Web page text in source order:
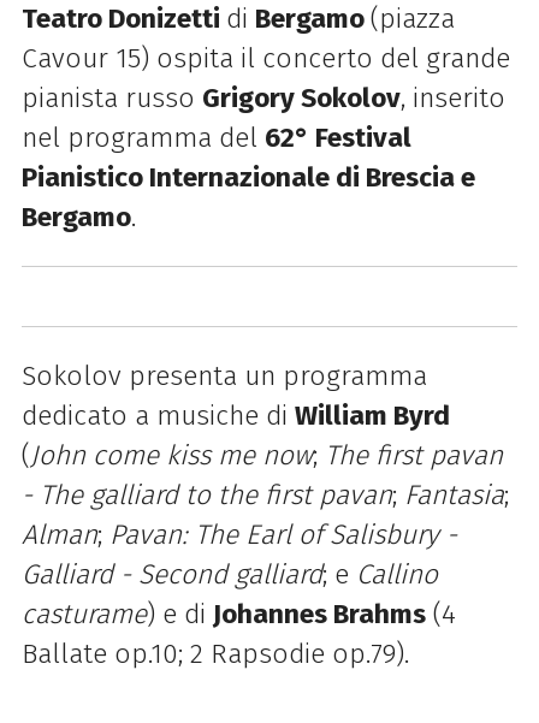
Teatro Donizetti di Bergamo(piazza
Cavour 15) ospita il concerto del grande
pianista russo Grigory Sokolov, inserito
nel programma del 62° Festival
Pianistico Internazionale di Brescia e
Bergamo.
Sokolov presenta un programma
dedicato a musiche di William Byrd
(John come kiss me now; The first pavan
- The galliard to the first pavan; Fantasia;
Alman; Pavan: The Earl of Salisbury -
Galliard - Second galliard; e Callino
casturame) e di Johannes Brahms(4
Ballate op.10; 2 Rapsodie op.79).